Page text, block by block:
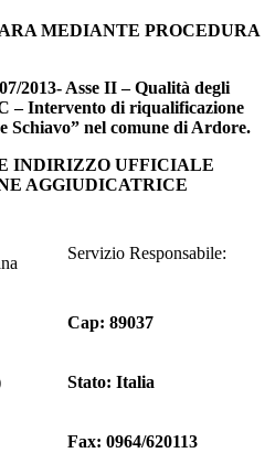
MEDIANTE PROCEDURA
2013- Asse II – Qualità degli
– Intervento di riqualificazione
Schiavo” nel comune di Ardore.
INDIRIZZO UFFICIALE
AGGIUDICATRICE
Servizio Responsabile:
Cap: 89037
Stato: Italia
Fax: 0964/620113